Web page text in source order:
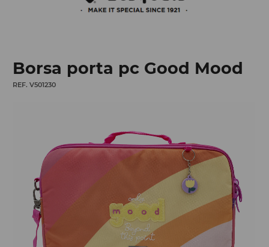
Borsa porta pc Good Mood
REF. V501230